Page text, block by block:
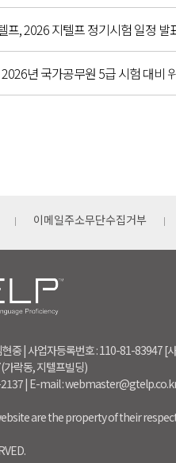
프, 2026 지텔프 정기시험 일정 발
년 국가공무원 5급 시험 대비
이메일주소무단수집거부
중 | 사업자등록번호 : 110-81-83947
가락동, 지텔프빌딩)
2137 | E-mail :
are the property of their